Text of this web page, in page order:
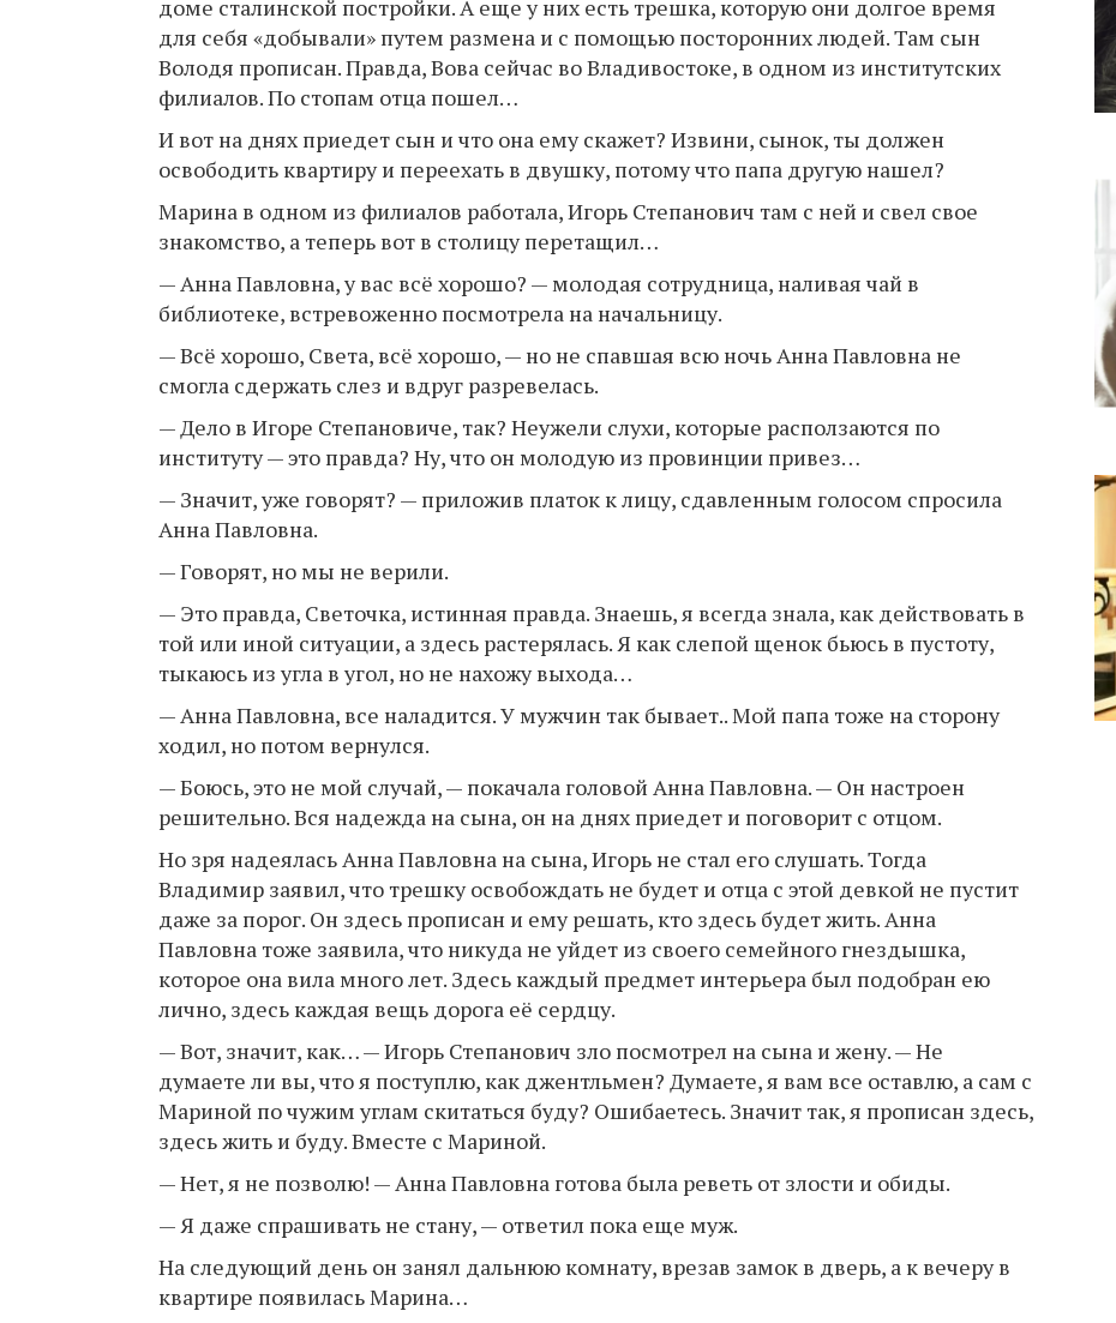
доме сталинской постройки. А еще у них есть трешка, которую они долгое время
для себя «добывали» путем размена и с помощью посторонних людей. Там сын
Володя прописан. Правда, Вова сейчас во Владивостоке, в одном из институтских
филиалов. По стопам отца пошел…
И вот на днях приедет сын и что она ему скажет? Извини, сынок, ты должен
освободить квартиру и переехать в двушку, потому что папа другую нашел?
Марина в одном из филиалов работала, Игорь Степанович там с ней и свел свое
знакомство, а теперь вот в столицу перетащил…
— Анна Павловна, у вас всё хорошо? — молодая сотрудница, наливая чай в
библиотеке, встревоженно посмотрела на начальницу.
— Всё хорошо, Света, всё хорошо, — но не спавшая всю ночь Анна Павловна не
смогла сдержать слез и вдруг разревелась.
— Дело в Игоре Степановиче, так? Неужели слухи, которые расползаются по
институту — это правда? Ну, что он молодую из провинции привез…
— Значит, уже говорят? — приложив платок к лицу, сдавленным голосом спросила
Анна Павловна.
— Говорят, но мы не верили.
— Это правда, Светочка, истинная правда. Знаешь, я всегда знала, как действовать в
той или иной ситуации, а здесь растерялась. Я как слепой щенок бьюсь в пустоту,
тыкаюсь из угла в угол, но не нахожу выхода…
— Анна Павловна, все наладится. У мужчин так бывает.. Мой папа тоже на сторону
ходил, но потом вернулся.
— Боюсь, это не мой случай, — покачала головой Анна Павловна. — Он настроен
решительно. Вся надежда на сына, он на днях приедет и поговорит с отцом.
Но зря надеялась Анна Павловна на сына, Игорь не стал его слушать. Тогда
Владимир заявил, что трешку освобождать не будет и отца с этой девкой не пустит
даже за порог. Он здесь прописан и ему решать, кто здесь будет жить. Анна
Павловна тоже заявила, что никуда не уйдет из своего семейного гнездышка,
которое она вила много лет. Здесь каждый предмет интерьера был подобран ею
лично, здесь каждая вещь дорога её сердцу.
— Вот, значит, как… — Игорь Степанович зло посмотрел на сына и жену. — Не
думаете ли вы, что я поступлю, как джентльмен? Думаете, я вам все оставлю, а сам с
Мариной по чужим углам скитаться буду? Ошибаетесь. Значит так, я прописан здесь,
здесь жить и буду. Вместе с Мариной.
— Нет, я не позволю! — Анна Павловна готова была реветь от злости и обиды.
— Я даже спрашивать не стану, — ответил пока еще муж.
На следующий день он занял дальнюю комнату, врезав замок в дверь, а к вечеру в
квартире появилась Марина…